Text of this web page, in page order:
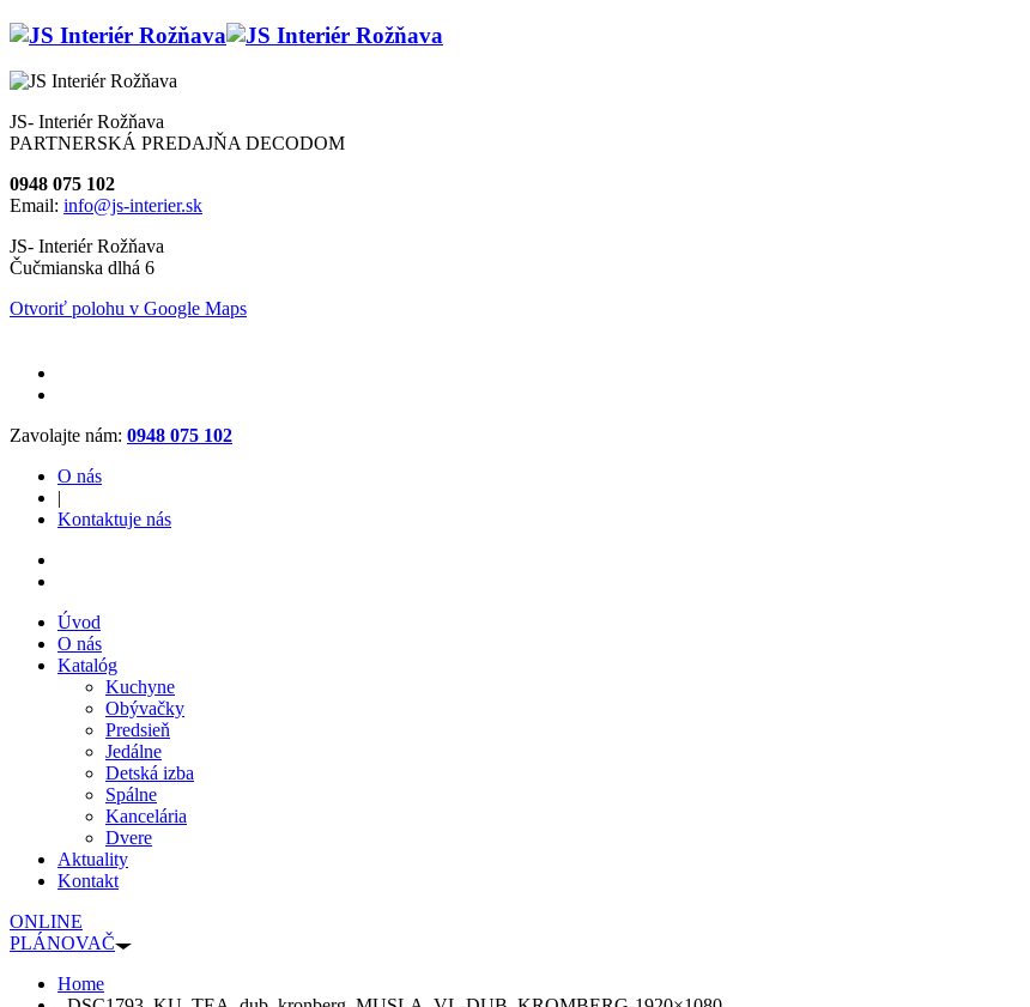
JS- Interiér Rožňava
PARTNERSKÁ PREDAJŇA DECODOM
0948 075 102
Email: info@js-interier.sk
JS- Interiér Rožňava
Čučmianska dlhá 6
Otvoriť polohu v Google Maps
Zavolajte nám: 0948 075 102
O nás
|
Kontaktuje nás
Úvod
O nás
Katalóg
Kuchyne
Obývačky
Predsieň
Jedálne
Detská izba
Spálne
Kancelária
Dvere
Aktuality
Kontakt
ONLINE
PLÁNOVAČ
Home